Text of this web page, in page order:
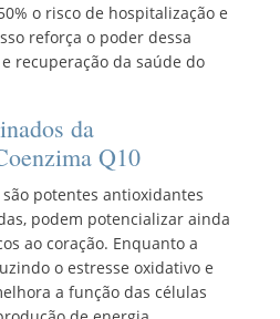
o risco de hospitalização e
reforça o poder dessa
recuperação da saúde do
da
Q10
potentes antioxidantes
podem potencializar ainda
ao coração. Enquanto a
o estresse oxidativo e
a função das células